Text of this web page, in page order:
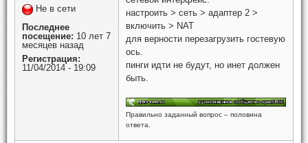
Не в сети
Последнее
посещение: 10 лет 7
месяцев назад
Регистрация:
11/04/2014 - 19:09
настроить > сеть > адаптер 2 >
включить > NAT
для верности перезагрузить гостевую
ось.
пинги идти не будут, но инет должен
быть.
Правильно заданный вопрос – половина
ответа.